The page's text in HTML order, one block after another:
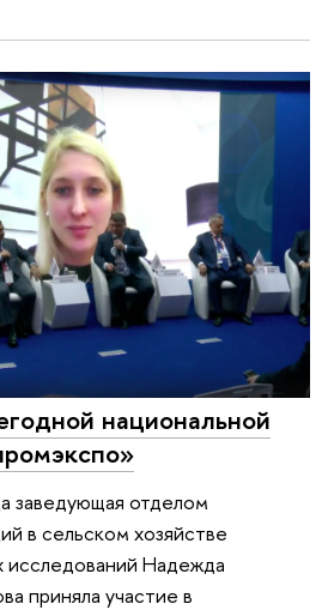
национальной
заведующая отделом
в сельском хозяйстве
исследований Надежда
приняла участие в